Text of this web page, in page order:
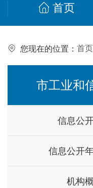
首页
您现在的位置： 首页
市工业和
信息公
信息公开
机构